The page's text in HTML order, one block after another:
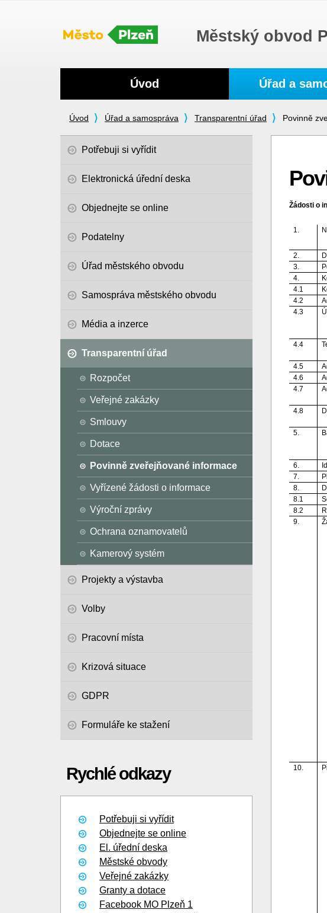
Městský obvod
Úvod Úřad a samospráva Transparentní úřad Povinně
Žádosti o
1.
2.
3.
4.
4.1
4.2
4.3
4.4
4.5
4.6
4.7
4.8
5.
6.
7.
8.
8.1
8.2
9.
10.
Potřebuji si vyřídit
Elektronická úřední deska
Objednejte se online
Podatelny
Úřad městského obvodu
Samospráva městského obvodu
Média a inzerce
Transparentní úřad
Rozpočet
Veřejné zakázky
Smlouvy
Dotace
Povinně zveřejňované informace
Vyřízené žádosti o informace
Výroční zprávy
Ochrana oznamovatelů
Kamerový systém
Projekty a výstavba
Volby
Pracovní místa
Krizová situace
GDPR
Formuláře ke stažení
Rychlé odkazy
Potřebuji si vyřídit
Objednejte se online
El. úřední deska
Městské obvody
Veřejné zakázky
Granty a dotace
Facebook MO Plzeň 1
Úvod Úřad a